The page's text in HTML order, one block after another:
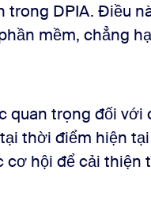
trong DPIA. Điều
mềm, chẳng
quan trọng đối với
thời điểm hiện
cơ hội để cải thiện